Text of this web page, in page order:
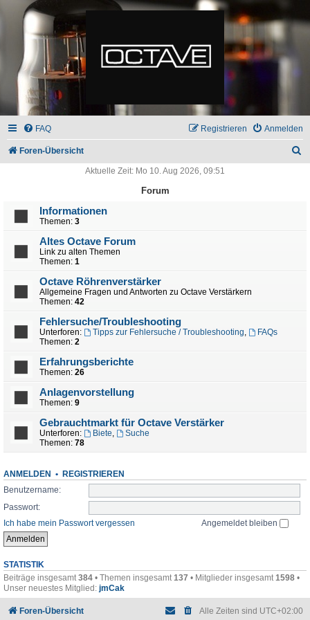
FAQ Anmelden
Registrieren
Foren-Übersicht
Aktuelle Zeit: Mo 10. Aug 2026, 09:51
Forum
Informationen
Themen: 3
Altes Octave Forum
Link zu alten Themen
Themen: 1
Octave Röhrenverstärker
Allgemeine Fragen und Antworten zu Octave Verstärkern
Themen: 42
Fehlersuche/Troubleshooting
Unterforen: Tipps zur Fehlersuche / Troubleshooting,
FAQs
Themen: 2
Erfahrungsberichte
Themen: 26
Anlagenvorstellung
Themen: 9
Gebrauchtmarkt für Octave Verstärker
Unterforen: Biete,
Suche
Themen: 78
ANMELDEN • REGISTRIEREN
Benutzername:
Passwort:
Ich habe mein Passwort vergessen
Angemeldet bleiben
STATISTIK
Beiträge insgesamt384 • Themen insgesamt137 • Mitglieder insgesamt1598 •
Unser neuestes Mitglied: jmCak
Foren-Übersicht Alle Zeiten sind UTC+02:00